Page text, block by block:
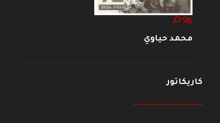
محمد حياوي
كاريكاتور
--------------------